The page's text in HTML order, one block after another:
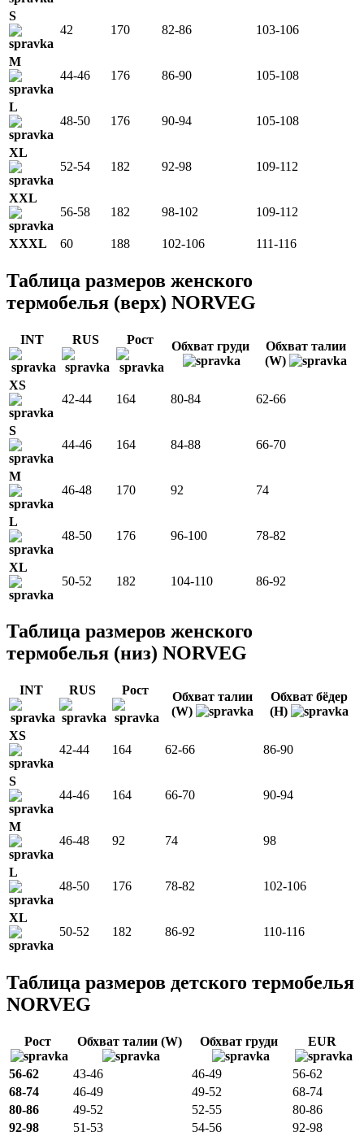
S
42
170 82-86 103-106
M
44-46
176 86-90 105-108
L
48-50
176 90-94 105-108
XL
52-54
182 92-98 109-112
XXL
56-58
182 98-102 109-112
XXXL 60 188 102-106 111-116
Таблица размеров женского
термобелья (верх) NORVEG
INT RUS Рост Обхват груди
Обхват талии
(W)
XS
42-44
164 80-84 62-66
S
44-46
164 84-88 66-70
M
46-48
170 92 74
L
48-50
176 96-100 78-82
XL
50-52
182 104-110 86-92
Таблица размеров женского
термобелья (низ) NORVEG
INT RUS Рост
Обхват талии
(W)
Обхват бёдер
(H)
XS
42-44
164 62-66 86-90
S
44-46
164 66-70 90-94
M
46-48
92 74 98
L
48-50
176 78-82 102-106
XL
50-52
182 86-92 110-116
Таблица размеров детского термобелья
NORVEG
Рост Обхват талии (W) Обхват груди EUR
56-62 43-46 46-49
56-62
68-74
46-49 49-52
68-74
80-86
49-52 52-55
80-86
92-98
51-53 54-56
92-98